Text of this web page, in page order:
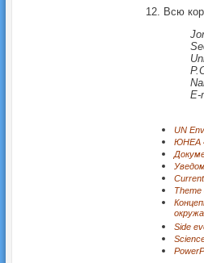
12. Всю
E-
UN
ЮНЕА
Side